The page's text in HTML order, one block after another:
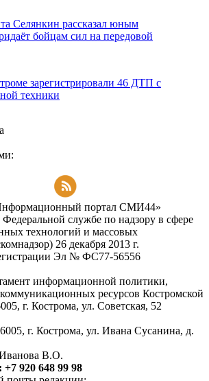
Селянкин рассказал юным
бойцам сил на передовой
зарегистрировали 46 ДТП с
техники
портал СМИ44»
Федеральной службе по надзору в сфере
технологий и массовых
26 декабря 2013 г.
Эл № ФC77-56556
информационной политики,
коммуникационных ресурсов Костромской
г. Кострома, ул. Советская, 52
г. Кострома, ул. Ивана Сусанина, д.
В.О.
920 648 99 98